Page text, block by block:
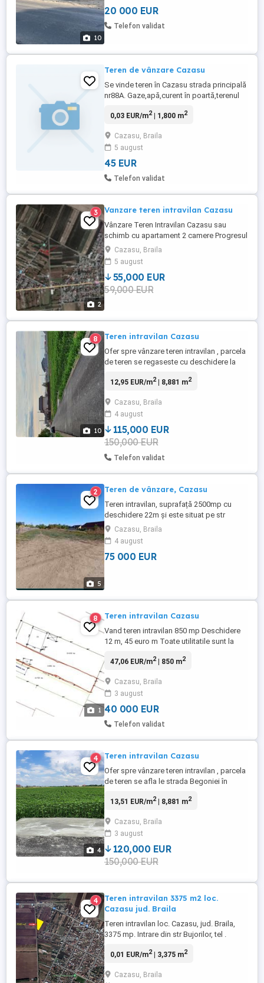
10
20 000 EUR
Telefon validat
Teren de vânzare Cazasu
Se vinde teren în Cazasu strada principală
nr88A. Gaze,apă,curent în poartă,terenul
90m total1800m.Pentru mai multe
0,03 EUR/m2| 1,800 m2
Cazasu, Braila
5 august
45 EUR
Telefon validat
2
3 Vanzare teren intravilan Cazasu
Vânzare Teren Intravilan Cazasu sau
schimb cu apartament 2 camere Progresul
Vidin, etaje inferioare. Suprafață: 1507 mp
Adresă: Str. Mușcatelor nr. 40 Detalii:
Teren intravilan, marcat în fotografie cu
albastru. Stradă asfaltată, în plină
dezvoltare, situată într-un cartier de vile.
Cazasu, Braila
5 august
55,000 EUR
59,000 EUR
10
8 Teren intravilan Cazasu
Ofer spre vânzare teren intravilan , parcela
de teren se regaseste cu deschidere la
municipiul Braila. Terenul este în suprafață
șoseaua asfaltata .Prețul terenul 115000
euro. Parcela se regăsește foarte aproape
de șoseaua de ...
12,95 EUR/m2| 8,881 m2
Cazasu, Braila
4 august
115,000 EUR
150,000 EUR
Telefon validat
5
2 Teren de vânzare, Cazasu
Teren intravilan, suprafață 2500mp cu
deschidere 22m și este situat pe str
Bujorilor. Posibilitate ,curent electric ,apa
și gaze aflându-se pe linia străzii.
Cazasu, Braila
4 august
75 000 EUR
1
8 Teren intravilan Cazasu
Vand teren intravilan 850 mp Deschidere
12 m, 45 euro m Toate utilitatile sunt la
47,06 EUR/m2| 850 m2
Cazasu, Braila
3 august
40 000 EUR
Telefon validat
4
4 Teren intravilan Cazasu
Ofer spre vânzare teren intravilan , parcela
de teren se afla le strada Begoniei în
suprafață de 8881 mp cu o deschidere de
regăsește foarte aproape de șoseaua de
centura respectiv sensul giratoriu de
întrare în Cazasu. Pentru ...
13,51 EUR/m2| 8,881 m2
Cazasu, Braila
3 august
120,000 EUR
150,000 EUR
4
Teren intravilan 3375 m2 loc.
Cazasu jud. Braila
Teren intravilan loc. Cazasu, jud. Braila,
3375 mp. Intrare din str Bujorilor, tel .
0,01 EUR/m2| 3,375 m2
Cazasu, Braila